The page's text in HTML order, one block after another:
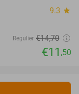
9.3 star
Regulier €14,70
€11 ,50